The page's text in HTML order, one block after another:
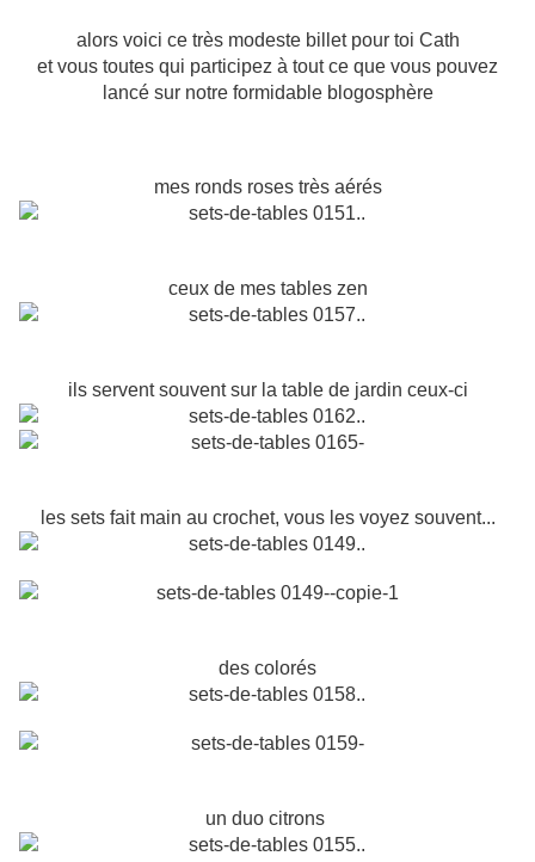
alors voici ce très modeste billet pour toi Cath
et vous toutes qui participez à tout ce que vous pouvez
lancé sur notre formidable blogosphère
mes ronds roses très aérés
ceux de mes tables zen
ils servent souvent sur la table de jardin ceux-ci
les sets fait main au crochet, vous les voyez souvent...
des colorés
un duo citrons